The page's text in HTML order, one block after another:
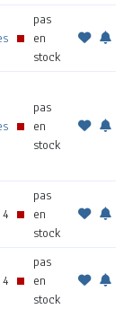
pas
en
stock
pas
en
stock
pas
en
stock
pas
en
stock